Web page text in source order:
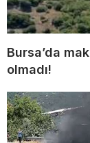
Bursa’da
olmadı!